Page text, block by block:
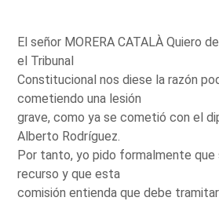
El señor MORERA CATALÀ Quiero
el Tribunal
Constitucional nos diese la razón
cometiendo una lesión
grave, como ya se cometió con el
Alberto Rodríguez.
Por tanto, yo pido formalmente que
recurso y que esta
comisión entienda que debe